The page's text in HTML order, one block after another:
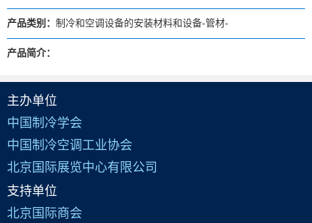
产品类别： 制冷和空调设备的安装材料和设备-管材-
产品简介：
主办单位
中国制冷学会
中国制冷空调工业协会
北京国际展览中心有限公司
支持单位
北京国际商会